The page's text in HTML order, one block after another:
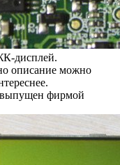
дисплей.
описание можно
выпущен фирмой